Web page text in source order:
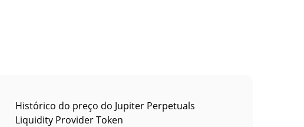
Histórico do preço do Jupiter Perpetuals
Liquidity Provider Token